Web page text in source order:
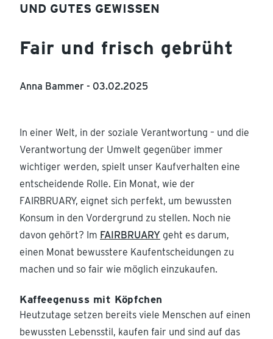
UND GUTES GEWISSEN
Fair und frisch gebrüht
Anna Bammer - 03.02.2025
In einer Welt, in der soziale Verantwortung – und die
Verantwortung der Umwelt gegenüber immer
wichtiger werden, spielt unser Kaufverhalten eine
entscheidende Rolle. Ein Monat, wie der
FAIRBRUARY, eignet sich perfekt, um bewussten
Konsum in den Vordergrund zu stellen. Noch nie
davon gehört? Im FAIRBRUARY geht es darum,
einen Monat bewusstere Kaufentscheidungen zu
machen und so fair wie möglich einzukaufen.
Kaffeegenuss mit Köpfchen
Heutzutage setzen bereits viele Menschen auf einen
bewussten Lebensstil, kaufen fair und sind auf das